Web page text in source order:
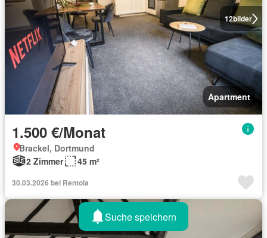
12bilder
Apartment
1.500 €/Monat
Brackel, Dortmund
2 Zimmer
45 m²
30.03.2026 bei Rentola
Suche speichern